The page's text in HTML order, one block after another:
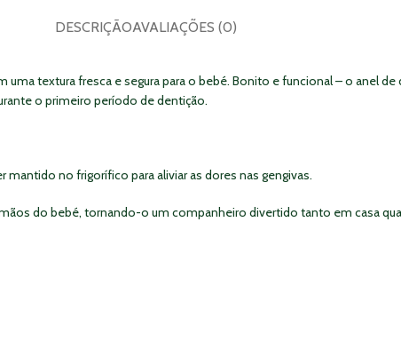
DESCRIÇÃOAVALIAÇÕES (0)
textura fresca e segura para o bebé. Bonito e funcional – o anel
o primeiro período de dentição.
no frigorífico para aliviar as dores nas gengivas.
do bebé, tornando-o um companheiro divertido tanto em casa